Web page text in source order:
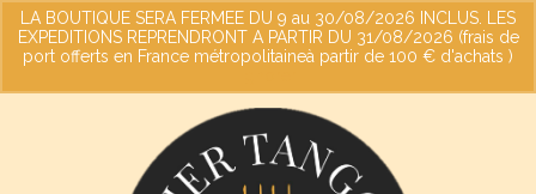
LA BOUTIQUE SERA FERMEE DU 9 au 30/08/2026 INCLUS. LES
EXPEDITIONS REPRENDRONT A PARTIR DU 31/08/2026 (frais de
port offerts en France métropolitaineà partir de 100 € d'achats )
Votre panier- 0,00€